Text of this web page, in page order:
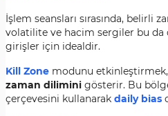
İşlem seansları sırasında, belirli
volatilite ve hacim sergiler bu da
girişler için idealdir.
Kill Zone modunu
zaman dilimini gösterir. Bu
çerçevesini kullanarak daily bias